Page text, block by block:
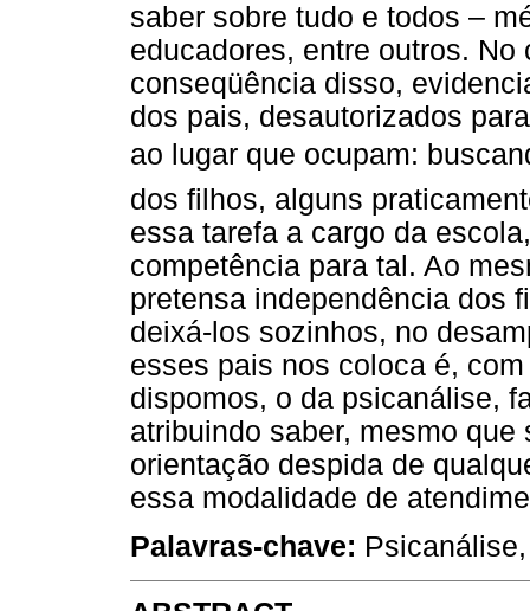
saber sobre tudo e todos –
educadores, entre outros.
conseqüência disso,
dos pais, desautorizados
ao lugar que ocupam:
dos filhos, alguns
essa tarefa a cargo da
competência para tal. Ao
pretensa independência dos
deixá-los sozinhos, no
esses pais nos coloca é,
dispomos, o da psicanálise,
atribuindo saber, mesmo
orientação despida de
essa modalidade de
Palavras-chave: